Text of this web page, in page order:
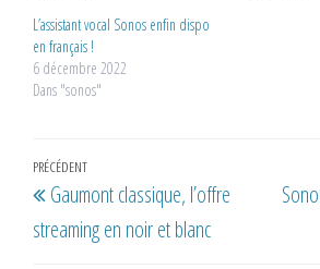
L’assistant vocal Sonos enfin dispo
en français !
6 décembre 2022
Dans "sonos"
Navigation
de
l’article
Article
précédent
PRÉCÉDENT
Gaumont classique, l’offre
streaming en noir et blanc